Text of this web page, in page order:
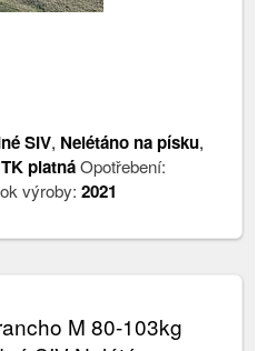
SIV, Nelétáno na písku,
TK platnáOpotřebení:
výroby:2021
M 80-103kg